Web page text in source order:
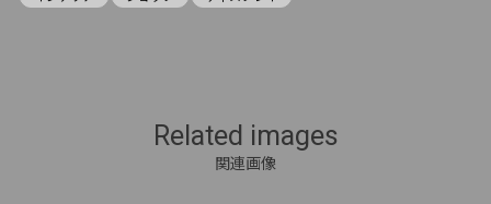
Related images
関連画像